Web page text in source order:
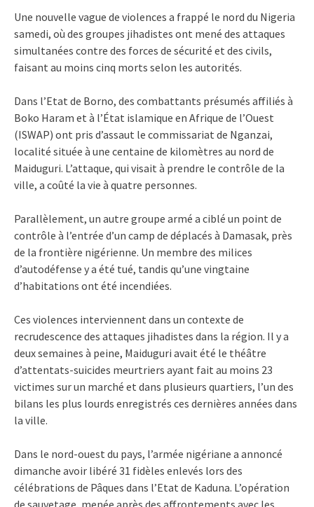
Une nouvelle vague de violences a frappé le nord du Nigeria
samedi, où des groupes jihadistes ont mené des attaques
simultanées contre des forces de sécurité et des civils,
faisant au moins cinq morts selon les autorités.
Dans l’Etat de Borno, des combattants présumés affiliés à
Boko Haram et à l’État islamique en Afrique de l’Ouest
(ISWAP) ont pris d’assaut le commissariat de Nganzai,
localité située à une centaine de kilomètres au nord de
Maiduguri. L’attaque, qui visait à prendre le contrôle de la
ville, a coûté la vie à quatre personnes.
Parallèlement, un autre groupe armé a ciblé un point de
contrôle à l’entrée d’un camp de déplacés à Damasak, près
de la frontière nigérienne. Un membre des milices
d’autodéfense y a été tué, tandis qu’une vingtaine
d’habitations ont été incendiées.
Ces violences interviennent dans un contexte de
recrudescence des attaques jihadistes dans la région. Il y a
deux semaines à peine, Maiduguri avait été le théâtre
d’attentats-suicides meurtriers ayant fait au moins 23
victimes sur un marché et dans plusieurs quartiers, l’un des
bilans les plus lourds enregistrés ces dernières années dans
la ville.
Dans le nord-ouest du pays, l’armée nigériane a annoncé
dimanche avoir libéré 31 fidèles enlevés lors des
célébrations de Pâques dans l’Etat de Kaduna. L’opération
de sauvetage, menée après des affrontements avec les